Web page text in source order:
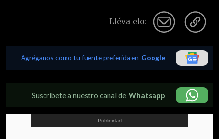
Llévatelo:
Agréganos como tu fuente preferida en Google
Suscríbete a nuestro canal de Whatsapp